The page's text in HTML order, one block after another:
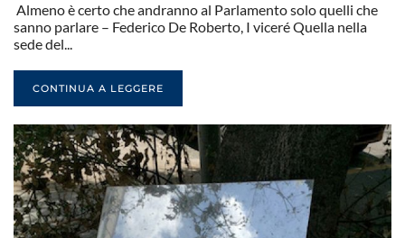
Almeno è certo che andranno al Parlamento solo quelli che
sanno parlare – Federico De Roberto, I viceré Quella nella
sede del...
CONTINUA A LEGGERE